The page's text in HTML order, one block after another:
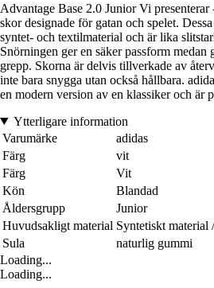
Advantage Base 2.0 Junior Vi
skor designade för gatan och spelet.
syntet- och textilmaterial och är lika
Snörningen ger en säker passform
grepp. Skorna är delvis tillverkade av
inte bara snygga utan också hållbara.
en modern version av en klassiker och är
Ytterligare information
Varumärke
adidas
Färg
vit
Färg
Vit
Kön
Blandad
Åldersgrupp
Junior
Huvudsakligt material Syntetiskt material
Sula
naturlig gummi
Loading...
Loading...